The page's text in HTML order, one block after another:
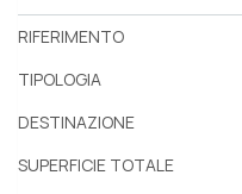
RIFERIMENTO
TIPOLOGIA
DESTINAZIONE
SUPERFICIE TOTALE